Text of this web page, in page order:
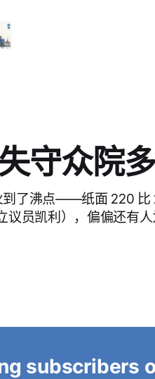
守众院
到了沸点——纸面 220 比
议员凯利），偏偏还有
subscribers